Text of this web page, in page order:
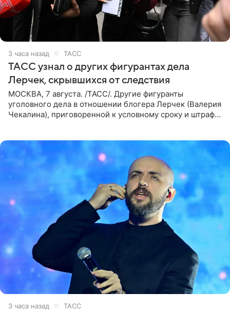
3 часа назад ТАСС
ТАСС узнал о других фигурантах дела
Лерчек, скрывшихся от следствия
МОСКВА, 7 августа. /ТАСС/. Другие фигуранты
уголовного дела в отношении блогера Лерчек (Валерия
Чекалина), приговоренной к условному сроку и штрафу,
3 часа назад ТАСС